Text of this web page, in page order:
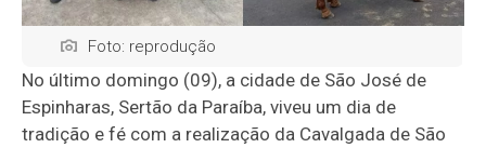
Foto: reprodução
No último domingo (09), a cidade de São José de
Espinharas, Sertão da Paraíba, viveu um dia de
tradição e fé com a realização da Cavalgada de São